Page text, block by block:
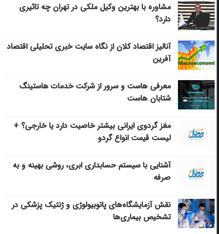
مشاوره با بهترین وکیل ملکی در تهران چه تاثیری
دارد؟
آنالیز اقتصاد کلان از نگاه سایت خبری تحلیلی اقتصاد
آفرین
معرفی هاست و سرور از شرکت خدمات هاستینگ
شتابان هاست
مغز گردوی ایرانی بیشتر خاصیت دارد یا خارجی؟ +
لیست قیمت انواع گردو
آشنایی با سیستم حسابداری ابری، روشی بهینه و به
صرفه
نقش آزمایشگاه‌های پاتوبیولوژی و ژنتیک پزشکی در
تشخیص بیماری‌ها